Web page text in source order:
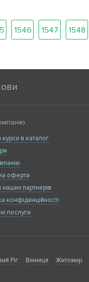
1546 1547 1548
в каталог
оферта
наших партнерів
конфіденційності
послуги
Ріг Вінниця Житомир